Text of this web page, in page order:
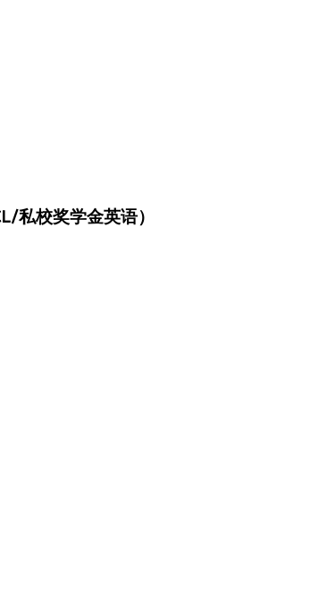
私校奖学金英语）